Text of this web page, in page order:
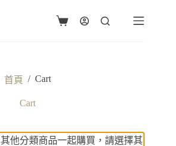
購
首頁 / Cart
Cart
他分類商品一起購買，請選擇其